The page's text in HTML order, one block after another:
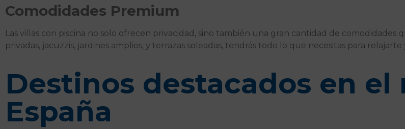
Comodidades Premium
Las villas con piscina no solo ofrecen privacidad, sino también una gran cantidad de comodidades
privadas, jacuzzis, jardines amplios, y terrazas soleadas, tendrás todo lo que necesitas para
Destinos destacados en el
España